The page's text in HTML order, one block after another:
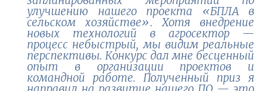
улучшению нашего проекта «БПЛА в
сельском хозяйстве». Хотя внедрение
новых технологий в агросектор —
процесс небыстрый, мы видим реальные
перспективы. Конкурс дал мне бесценный
опыт в организации проектов и
командной работе. Полученный приз я